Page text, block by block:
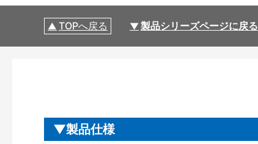
TOPへ戻る 製品シリーズページに戻る
製品仕様